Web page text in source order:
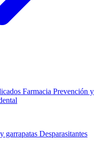
Farmacia Prevención y
garrapatas Desparasitantes